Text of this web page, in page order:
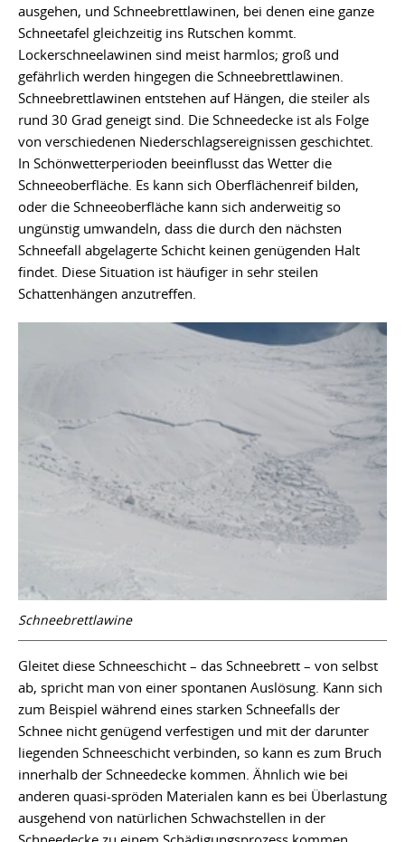
ausgehen, und Schneebrettlawinen, bei denen eine ganze
Schneetafel gleichzeitig ins Rutschen kommt.
Lockerschneelawinen sind meist harmlos; groß und
gefährlich werden hingegen die Schneebrettlawinen.
Schneebrettlawinen entstehen auf Hängen, die steiler als
rund 30 Grad geneigt sind. Die Schneedecke ist als Folge
von verschiedenen Niederschlagsereignissen geschichtet.
In Schönwetterperioden beeinflusst das Wetter die
Schneeoberfläche. Es kann sich Oberflächenreif bilden,
oder die Schneeoberfläche kann sich anderweitig so
ungünstig umwandeln, dass die durch den nächsten
Schneefall abgelagerte Schicht keinen genügenden Halt
findet. Diese Situation ist häufiger in sehr steilen
Schattenhängen anzutreffen.
Schneebrettlawine
Gleitet diese Schneeschicht – das Schneebrett – von selbst
ab, spricht man von einer spontanen Auslösung. Kann sich
zum Beispiel während eines starken Schneefalls der
Schnee nicht genügend verfestigen und mit der darunter
liegenden Schneeschicht verbinden, so kann es zum Bruch
innerhalb der Schneedecke kommen. Ähnlich wie bei
anderen quasi-spröden Materialen kann es bei Überlastung
ausgehend von natürlichen Schwachstellen in der